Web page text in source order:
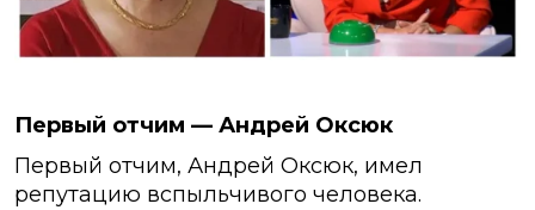
Первый отчим — Андрей Оксюк
Первый отчим, Андрей Оксюк, имел
репутацию вспыльчивого человека.